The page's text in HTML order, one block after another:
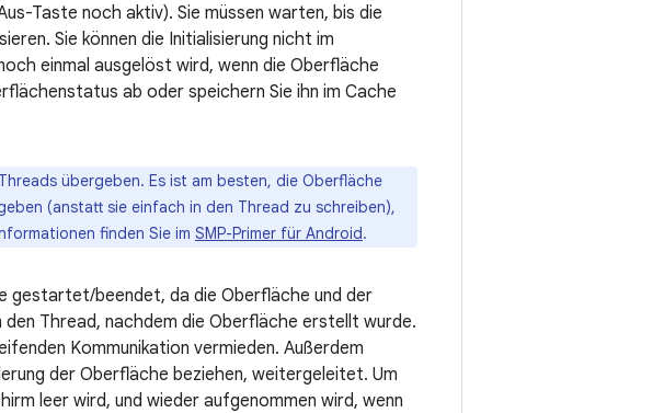
Taste noch aktiv). Sie müssen warten, bis die
Sie können die Initialisierung nicht im
einmal ausgelöst wird, wenn die Oberfläche
ab oder speichern Sie ihn im Cache
übergeben. Es ist am besten, die Oberfläche
(anstatt sie einfach in den Thread zu schreiben),
finden Sie im SMP-Primer für Android.
gestartet/beendet, da die Oberfläche und der
Thread, nachdem die Oberfläche erstellt wurde.
Kommunikation vermieden. Außerdem
der Oberfläche beziehen, weitergeleitet. Um
leer wird, und wieder aufgenommen wird, wenn